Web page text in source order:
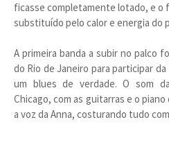
ficasse completamente lotado, e o
substituído pelo calor e energia do
A primeira banda a subir no palco
do Rio de Janeiro para participar
um blues de verdade. O som
Chicago, com as guitarras e o
a voz da Anna, costurando tudo